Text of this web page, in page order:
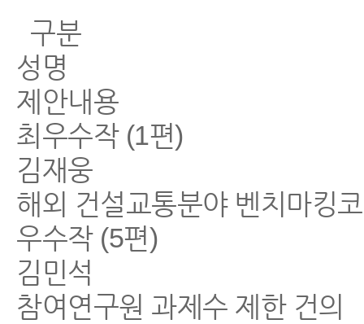
구분
성명
제안내용
최우수작 (1편)
김재웅
해외 건설교통분야 벤치마킹
우수작 (5편)
김민석
참여연구원 과제수 제한 건의